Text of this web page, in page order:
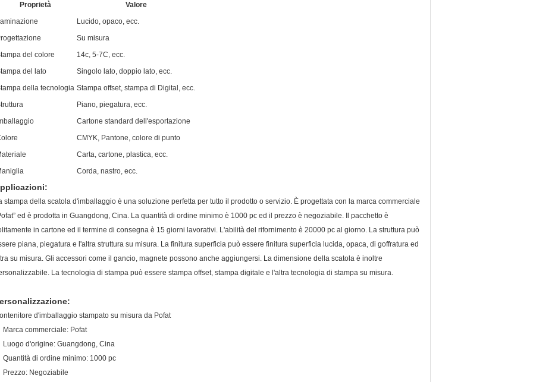
Proprietà
Valore
Lucido, opaco, ecc.
Su misura
del colore
14c, 5-7C, ecc.
del lato
Singolo lato, doppio lato, ecc.
della tecnologia Stampa offset, stampa di Digital, ecc.
Piano, piegatura, ecc.
Cartone standard dell'esportazione
CMYK, Pantone, colore di punto
Carta, cartone, plastica, ecc.
Corda, nastro, ecc.
stampa della scatola d'imballaggio è una soluzione perfetta per tutto il prodotto o servizio. È progettata con la marca commerciale
ed è prodotta in Guangdong, Cina. La quantità di ordine minimo è 1000 pc ed il prezzo è negoziabile. Il pacchetto è
in cartone ed il termine di consegna è 15 giorni lavorativi. L'abilità del rifornimento è 20000 pc al giorno. La struttura può
piana, piegatura e l'altra struttura su misura. La finitura superficia può essere finitura superficia lucida, opaca, di goffratura ed
su misura. Gli accessori come il gancio, magnete possono anche aggiungersi. La dimensione della scatola è inoltre
La tecnologia di stampa può essere stampa offset, stampa digitale e l'altra tecnologia di stampa su misura.
d'imballaggio stampato su misura da Pofat
Marca commerciale: Pofat
Luogo d'origine: Guangdong, Cina
Quantità di ordine minimo: 1000 pc
Prezzo: Negoziabile